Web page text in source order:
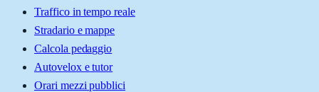
Traffico in tempo reale
Stradario e mappe
Calcola pedaggio
Autovelox e tutor
Orari mezzi pubblici